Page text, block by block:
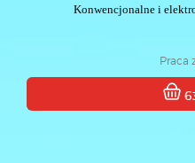
Konwencjonalne i
Praca